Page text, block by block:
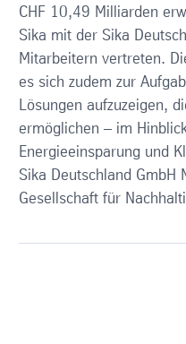
CHF 10,49 Milliarden
Sika mit der Sika
Mitarbeitern vertreten.
es sich zudem zur
Lösungen aufzuzeigen,
ermöglichen – im
Energieeinsparung und
Sika Deutschland GmbH
Gesellschaft für